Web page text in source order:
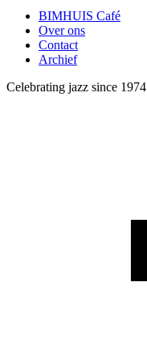
BIMHUIS Café
Over ons
Contact
Archief
Celebrating jazz since 1974